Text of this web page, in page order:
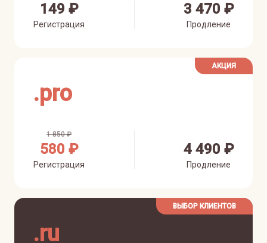
149 ₽
Регистрация
3 470 ₽
Продление
АКЦИЯ
.pro
1 850 ₽
580 ₽
Регистрация
4 490 ₽
Продление
ВЫБОР КЛИЕНТОВ
.ru